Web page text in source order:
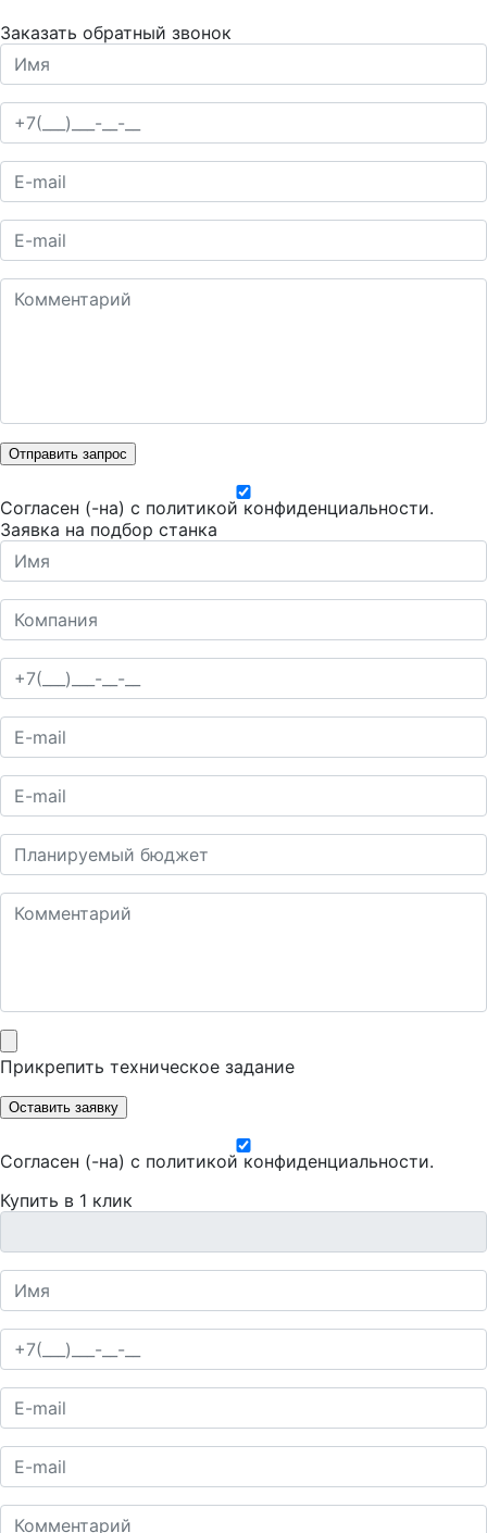
Заказать обратный звонок
Отправить запрос
Согласен (-на) с политикой конфиденциальности.
Заявка на подбор станка
Прикрепить техническое задание
Оставить заявку
Согласен (-на) с политикой конфиденциальности.
Купить в 1 клик